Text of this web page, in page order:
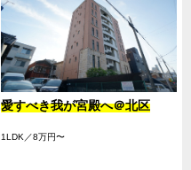
愛すべき我が宮殿へ＠北区
1LDK／8万円〜